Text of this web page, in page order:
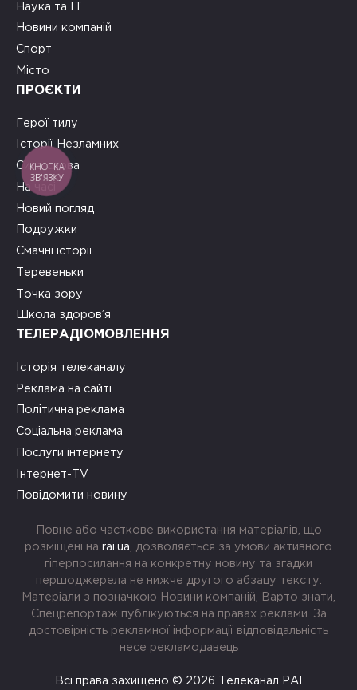
Наука та ІТ
Новини компаній
Спорт
Місто
ПРОЄКТИ
Герої тилу
Історії Незламних
Сила слова
На часі
Новий погляд
Подружки
Смачні історії
Теревеньки
Точка зору
Школа здоров’я
ТЕЛЕРАДІОМОВЛЕННЯ
Історія телеканалу
Реклама на сайті
Політична реклама
Соціальна реклама
Послуги інтернету
Інтернет-TV
Повідомити новину
Повне або часткове використання матеріалів, що
розміщені на rai.ua , дозволяється за умови активного
гіперпосилання на конкретну новину та згадки
першоджерела не нижче другого абзацу тексту.
Матеріали з позначкою Новини компаній, Варто знати,
Спецрепортаж публікуються на правах реклами. За
достовірність рекламної інформації відповідальність
несе рекламодавець
Всі права захищено © 2026 Телеканал РАІ
КНОПКА
ЗВ'ЯЗКУ